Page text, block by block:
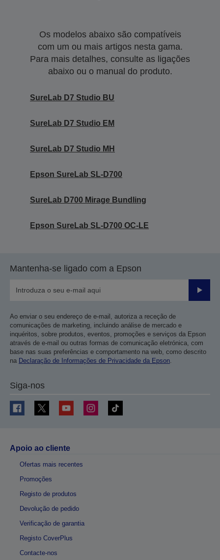
Os modelos abaixo são compatíveis
com um ou mais artigos nesta gama.
Para mais detalhes, consulte as ligações
abaixo ou o manual do produto.
SureLab D7 Studio BU
SureLab D7 Studio EM
SureLab D7 Studio MH
Epson SureLab SL-D700
SureLab D700 Mirage Bundling
Epson SureLab SL-D700 OC-LE
Mantenha-se ligado com a Epson
Enviar
Ao enviar o seu endereço de e-mail, autoriza a receção de
comunicações de marketing, incluindo análise de mercado e
inquéritos, sobre produtos, eventos, promoções e serviços da Epson
através de e-mail ou outras formas de comunicação eletrónica, com
base nas suas preferências e comportamento na web, como descrito
na Declaração de Informações de Privacidade da Epson.
Siga-nos
Apoio ao cliente
Ofertas mais recentes
Promoções
Registo de produtos
Devolução de pedido
Verificação de garantia
Registo CoverPlus
Contacte-nos